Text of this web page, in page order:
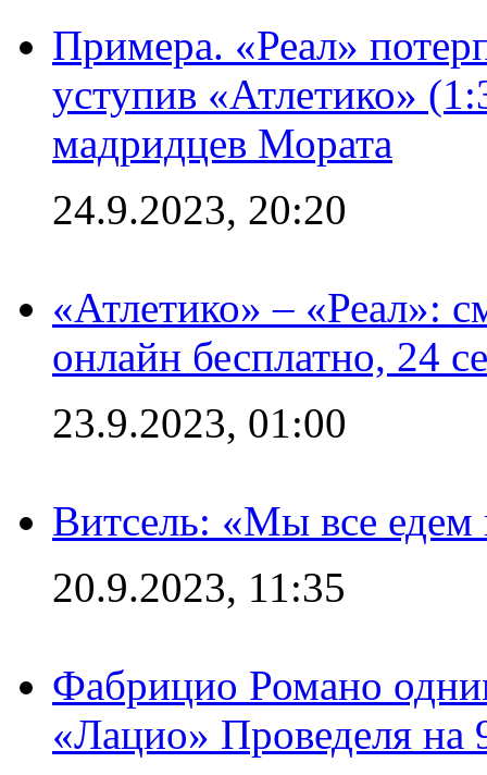
Примера. «Реал»
уступив «Атлетико»
мадридцев Мората
24.9.2023, 20:20
«Атлетико» – «Реал»:
онлайн бесплатно, 24
23.9.2023, 01:00
Витсель: «Мы все едем
20.9.2023, 11:35
Фабрицио Романо
«Лацио» Проведеля на